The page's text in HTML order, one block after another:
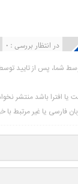
در انتظار بررسی : 0
شما، پس از تایید
یا افترا باشد منتشر
فارسی یا غیر مرتبط